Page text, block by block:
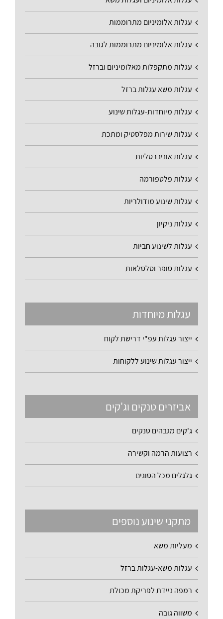
עגלות אלומיניום מתרוממות
עגלות אלומיניום מתרוממות לגובה
עגלות מתקפלות מאלומיניום וברזל
עגלות משא עגלות ברזל
עגלות מיוחדות-עגלות שינוע
עגלות שירות מפלסטיק ומתכת
עגלות אוניברסליות
עגלות פלטפורמה
עגלות שינוע מודולריות
עגלות ניקיון
עגלות לשינוע חביות
עגלות סופר וסלסלאות
עגלות מיוחדות
ייצור עגלות עפ"י דרישת לקוח
ייצור עגלות שינוע ללקוחות
אביזרים טנקים וג'קים
ג'קים מגבהים טנקים
רצועות הרמה וקשירה
גלגלים מכל הסוגים
מתקני שינוע נוספים
מעליות משא
עגלות משא-עגלות ברזל
רמפה ניידת לפריקת מכולת
משווה גובה